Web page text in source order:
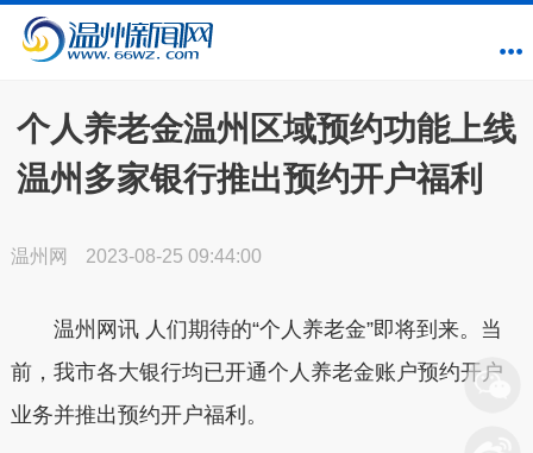
个人养老金温州区域预约功能上线
温州多家银行推出预约开户福利
温州网 2023-08-25 09:44:00
温州网讯 人们期待的“个人养老金”即将到来。当
前，我市各大银行均已开通个人养老金账户预约开户
业务并推出预约开户福利。